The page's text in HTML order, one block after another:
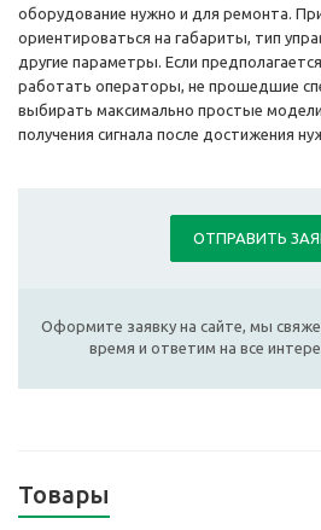
оборудование нужно и для ремонта.
ориентироваться на габариты, тип
другие параметры. Если
работать операторы, не прошедшие
выбирать максимально простые
получения сигнала после достижения
ОТПРАВИТЬ
Оформите заявку на сайте, мы
время и ответим на все
Товары